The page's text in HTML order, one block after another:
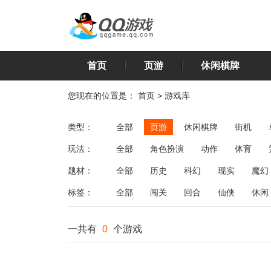
首页 页游 休闲棋牌
您现在的位置是： 首页 > 游戏库
类型： 全部 页游 休闲棋牌 街机
玩法： 全部 角色扮演 动作 体育
飞行
恋爱 第三人称射击 棋类
题材： 全部 历史 科幻 现实 魔幻
标签： 全部 闯关 回合 仙侠 休闲
一共有 0 个游戏